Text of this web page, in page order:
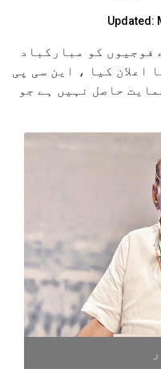
Updated:
فوجیوں کو مبارکباد
اعلان کیا ، این سی پی
حاصل نہیں ہے جو